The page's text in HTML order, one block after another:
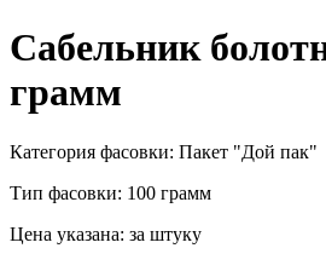
Сабельник
грамм
Категория фасовки: Пакет "Дой пак"
Тип фасовки: 100 грамм
Цена указана: за штуку